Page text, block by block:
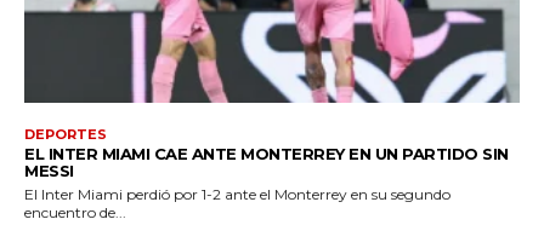
DEPORTES
EL INTER MIAMI CAE ANTE MONTERREY EN UN PARTIDO SIN
MESSI
El Inter Miami perdió por 1-2 ante el Monterrey en su segundo
encuentro de...